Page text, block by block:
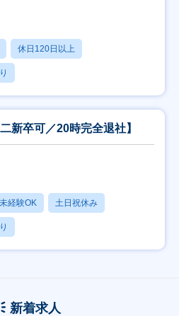
休日120日以上
新卒可／20時完全退社】
経験OK 土日祝休み
新着求人